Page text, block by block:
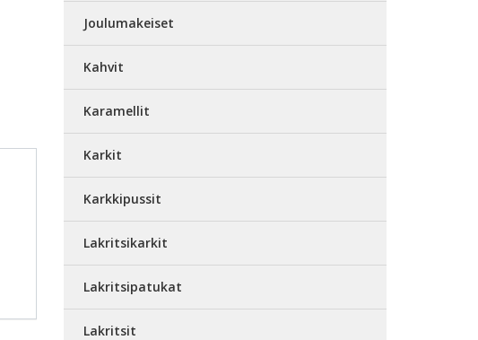
Joulumakeiset
Kahvit
Karamellit
Karkit
Karkkipussit
Lakritsikarkit
Lakritsipatukat
Lakritsit